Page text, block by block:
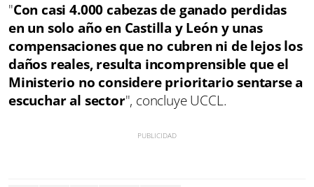
"Con casi 4.000 cabezas de ganado perdidas
en un solo año en Castilla y León y unas
compensaciones que no cubren ni de lejos los
daños reales, resulta incomprensible que el
Ministerio no considere prioritario sentarse a
escuchar al sector", concluye UCCL.